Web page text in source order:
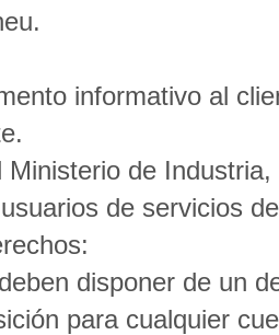
informativo al
Ministerio de
de servicios
disponer de un
para cualquier